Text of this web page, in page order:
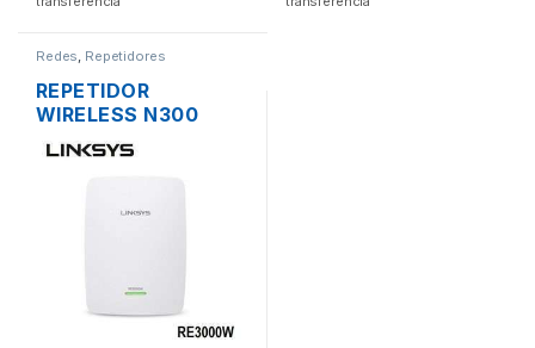
Redes, Repetidores
REPETIDOR
WIRELESS N300
LINKSYS RE3000W
DOS ANTENAS 1
10/1000MBPS